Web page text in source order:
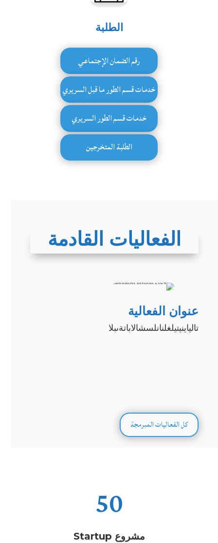
الطلبة
رقم الضمان الإجتماعي
خدمات قسم الطور ما قبل السريري
خدمات قسم الطور السريري
الطلبة المتخرجين
الفعاليات القادمة
عنوان الفعالية
تالياينيتيلغلنانلسشالاباتةىبلا
كل الفعاليات المبرمجة
50
مشروع Startup